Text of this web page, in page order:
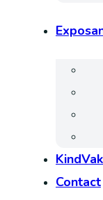
Contact